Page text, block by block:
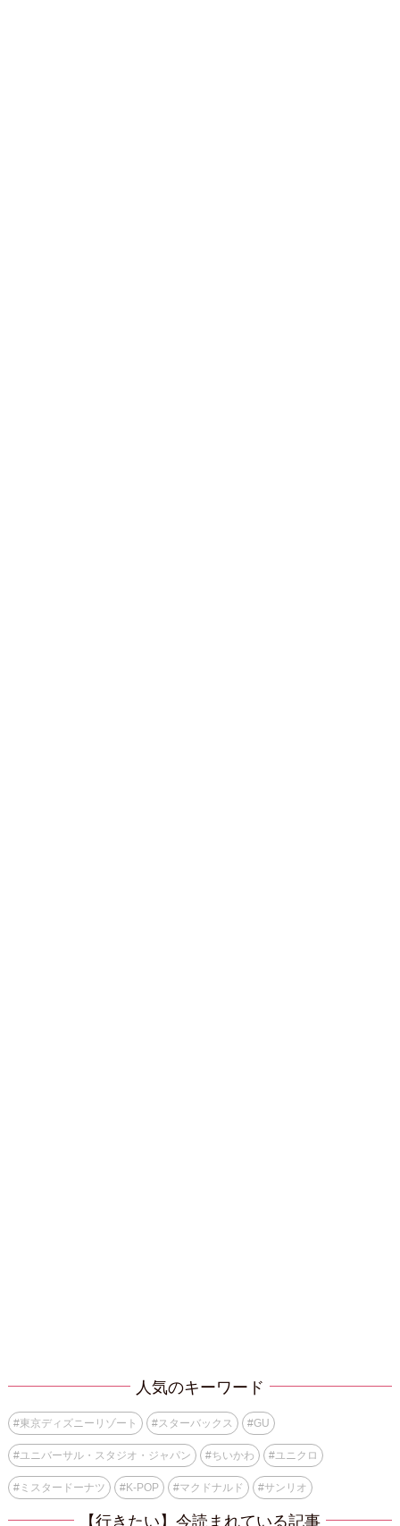
人気のキーワード
#東京ディズニーリゾート #スターバックス #GU
#ユニバーサル・スタジオ・ジャパン #ちいかわ #ユニクロ
#ミスタードーナツ #K-POP #マクドナルド #サンリオ
【行きたい】今読まれている記事